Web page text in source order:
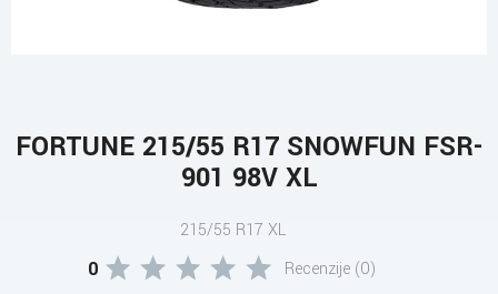
FORTUNE 215/55 R17 SNOWFUN FSR-
901 98V XL
215/55 R17 XL
0 Recenzije (0)